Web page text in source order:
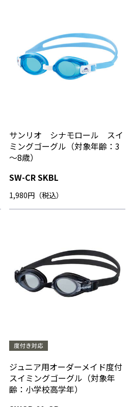
サンリオ シナモロール スイ
ミングゴーグル（対象年齢：3
～8歳）
SW-CR SKBL
1,980円（税込）
ジュニア用オーダーメイド度付
スイミングゴーグル（対象年
齢：小学校高学年）